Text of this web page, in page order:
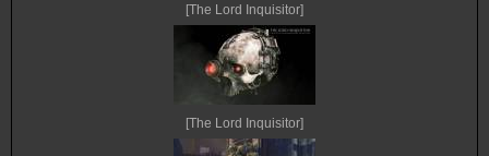
[The Lord Inquisitor]
[The Lord Inquisitor]